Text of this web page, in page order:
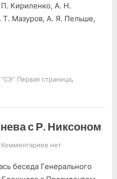
Кириленко, А. Н.
Т. Мазуров, А. Я. Пельше,
"СЭ" Первая страница,
с Р. Никсоном
Комментариевк
Беседа
Л.
нет
беседа Генерального